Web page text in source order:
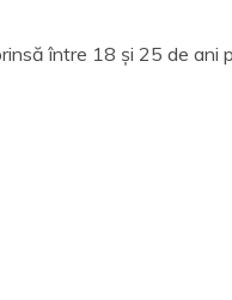
între 18 și 25 de ani